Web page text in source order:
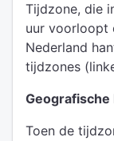
Tijdzone, die
uur voorloopt
Nederland
tijdzones
Geografische
Toen de